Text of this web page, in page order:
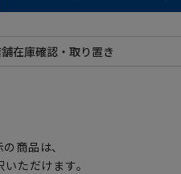
商品は、
ただけます。